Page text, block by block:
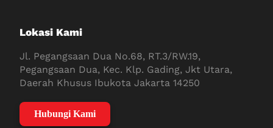
Lokasi Kami
Jl. Pegangsaan Dua No.68, RT.3/RW.19,
Pegangsaan Dua, Kec. Klp. Gading, Jkt Utara,
Daerah Khusus Ibukota Jakarta 14250
Hubungi Kami